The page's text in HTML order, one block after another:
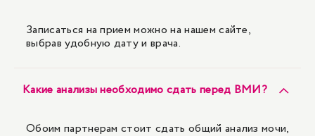
Записаться на прием можно на нашем сайте,
выбрав удобную дату и врача.
Какие анализы необходимо сдать перед ВМИ?
Обоим партнерам стоит сдать общий анализ мочи,